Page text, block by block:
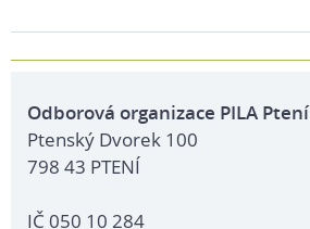
Odborová organizace PILA Ptení
Ptenský Dvorek 100
798 43 PTENÍ
IČ 050 10 284